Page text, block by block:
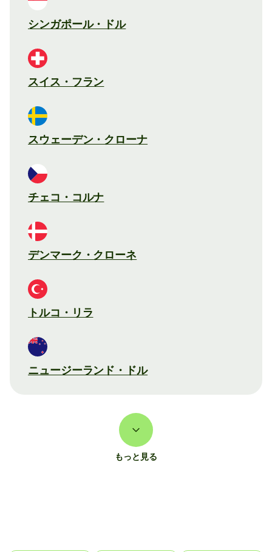
シンガポール・ドル
スイス・フラン
スウェーデン・クローナ
チェコ・コルナ
デンマーク・クローネ
トルコ・リラ
ニュージーランド・ドル
もっと見る